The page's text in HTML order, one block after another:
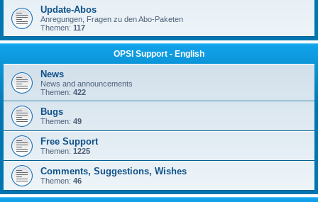
Update-Abos
Anregungen, Fragen zu den Abo-Paketen
Themen: 117
OPSI Support - English
News
News and announcements
Themen: 422
Bugs
Themen: 49
Free Support
Themen: 1225
Comments, Suggestions, Wishes
Themen: 46